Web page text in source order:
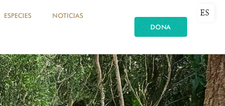
ESPECIES NOTICIAS
DONA
ES